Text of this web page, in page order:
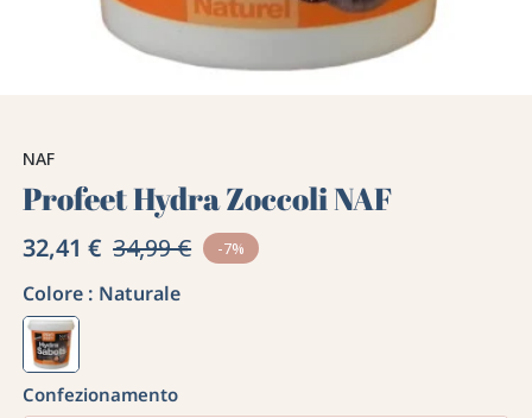
NAF
Profeet Hydra Zoccoli NAF
32,41 € 34,99 € -7%
Colore : Naturale
Confezionamento